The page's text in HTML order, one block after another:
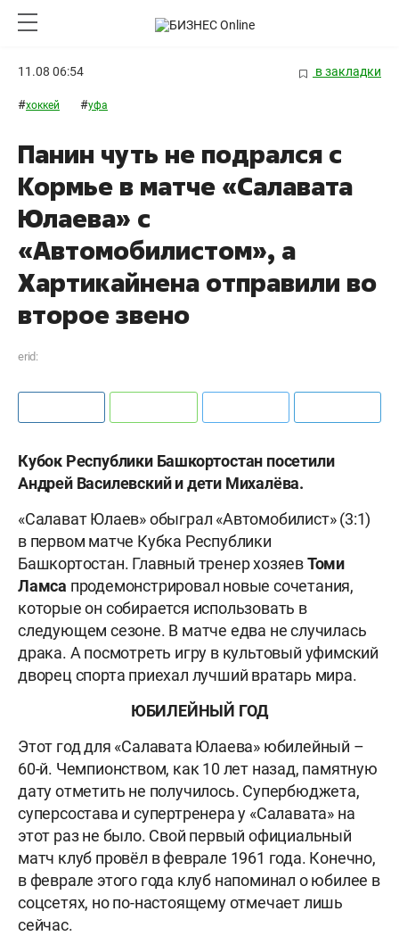
11.08 06:54 в закладки
#хоккей #уфа
Панин чуть не подрался с
Кормье в матче «Салавата
Юлаева» с
«Автомобилистом», а
Хартикайнена отправили во
второе звено
erid:
Кубок Республики Башкортостан посетили
Андрей Василевский и дети Михалёва.
«Салават Юлаев» обыграл «Автомобилист» (3:1)
в первом матче Кубка Республики
Башкортостан. Главный тренер хозяевТоми
Ламса продемонстрировал новые сочетания,
которые он собирается использовать в
следующем сезоне. В матче едва не случилась
драка. А посмотреть игру в культовый уфимский
дворец спорта приехал лучший вратарь мира.
ЮБИЛЕЙНЫЙ ГОД
Этот год для «Салавата Юлаева» юбилейный –
60-й. Чемпионством, как 10 лет назад, памятную
дату отметить не получилось. Супербюджета,
суперсостава и супертренера у «Салавата» на
этот раз не было. Свой первый официальный
матч клуб провёл в феврале 1961 года. Конечно,
в феврале этого года клуб напоминал о юбилее в
соцсетях, но по-настоящему отмечает лишь
сейчас.